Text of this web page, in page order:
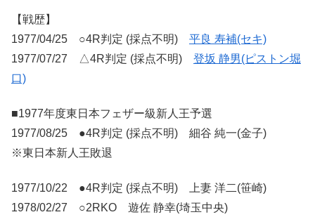
【戦歴】
1977/04/25 ○4R判定 (採点不明) 平良 寿補(セキ)
1977/07/27 △4R判定 (採点不明) 登坂 静男(ピストン堀
口)
■1977年度東日本フェザー級新人王予選
1977/08/25 ●4R判定 (採点不明) 細谷 純一(金子)
※東日本新人王敗退
1977/10/22 ●4R判定 (採点不明) 上妻 洋二(笹崎)
1978/02/27 ○2RKO 遊佐 静幸(埼玉中央)